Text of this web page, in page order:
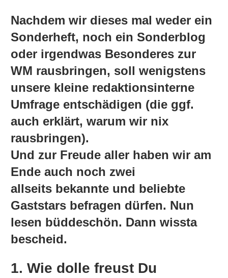
Nachdem wir dieses mal weder ein
Sonderheft, noch ein Sonderblog
oder irgendwas Besonderes zur
WM rausbringen, soll wenigstens
unsere kleine redaktionsinterne
Umfrage entschädigen (die ggf.
auch erklärt, warum wir nix
rausbringen).
Und zur Freude aller haben wir am
Ende auch noch zwei
allseits bekannte und beliebte
Gaststars befragen dürfen. Nun
lesen büddeschön. Dann wissta
bescheid.
1. Wie dolle freust Du